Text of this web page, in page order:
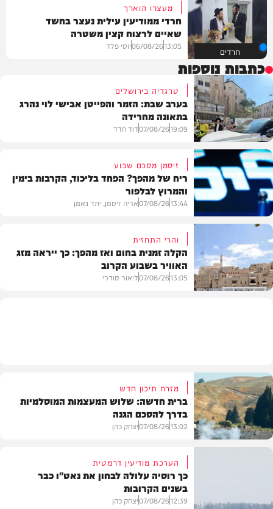
חרדים
מעצרו הוארך
חרדי ממודיעין עילית נעצר בחשד
שאיים לרצוח קצין משטרה
13:05
06/08/26יוסי פלד
כתבות נוספות
בארץ
טרגדיה בירושלים
בערב שבת: הזמר והפייטן אבישי לוי נהרג
בתאונה מחרידה
19:09
07/08/26דוד חדד
פוליטי
זיסמן מסכם שבוע
ריח של מהפך? הפחד בליכוד, הקרבות בימין
והמרוץ לבלפור
13:44
07/08/26אריה זיסמן, יתד נאמן
והרי התחזית
הקלה זמנית בחום ואז מהפך: כך ייראה מזג
האוויר בשבוע הקרוב
13:05
07/08/26ליאור סודרי
מזרח תיכון חדש
ברית חדשה: שלוש המעצמות המוסלמיות
בדרך להסכם הגנה
13:02
07/08/26יצחק כהן
הערכת מודיעין דרמטית
כך רוסיה עלולה לבחון את נאט"ו כבר
בשנים הקרובות
12:39
07/08/26יצחק כהן